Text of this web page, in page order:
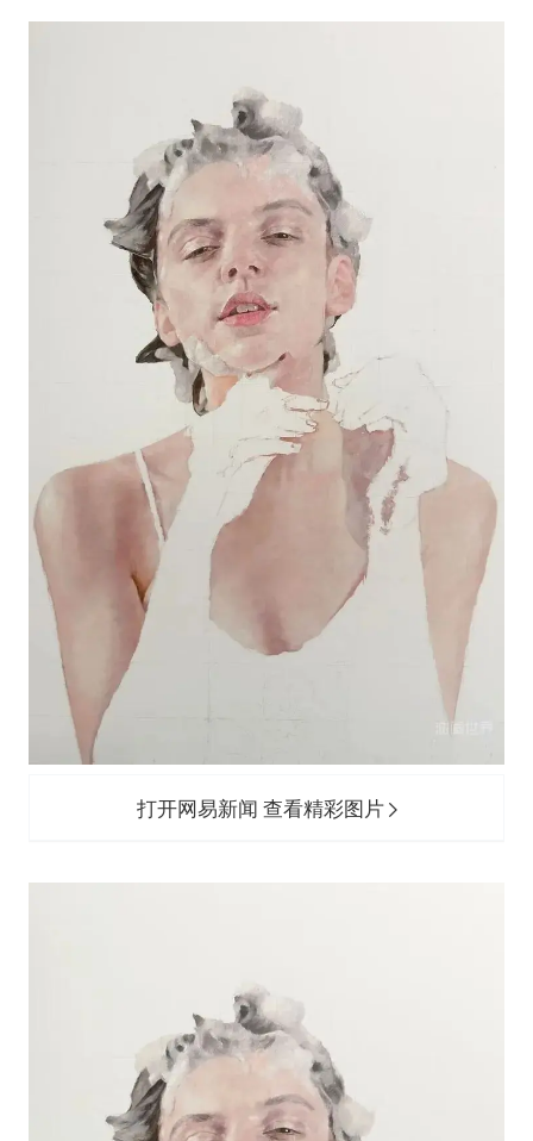
打开网易新闻 查看精彩图片